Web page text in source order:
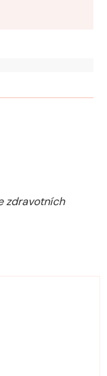
zdravotních